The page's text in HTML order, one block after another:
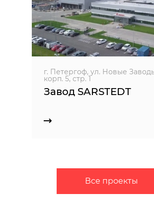
г. Петергоф, ул. Новые
корп. 5, стр. 1
Завод SARSTEDT
Все проекты